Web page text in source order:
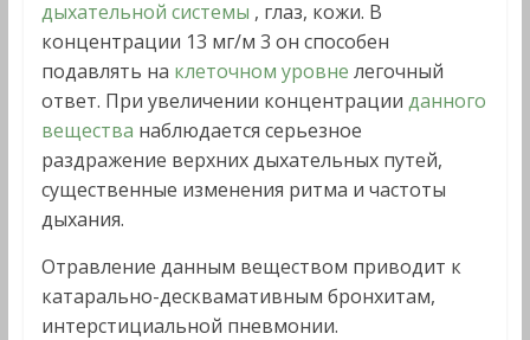
дыхательной системы , глаз, кожи. В
концентрации 13 мг/м 3 он способен
подавлять на клеточном уровне легочный
ответ. При увеличении концентрации данного
вещества наблюдается серьезное
раздражение верхних дыхательных путей,
существенные изменения ритма и частоты
дыхания.
Отравление данным веществом приводит к
катарально-десквамативным бронхитам,
интерстициальной пневмонии.